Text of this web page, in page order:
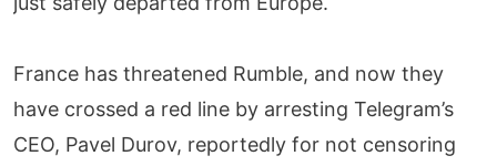
France has threatened Rumble, and now they
have crossed a red line by arresting Telegram’s
CEO, Pavel Durov, reportedly for not censoring